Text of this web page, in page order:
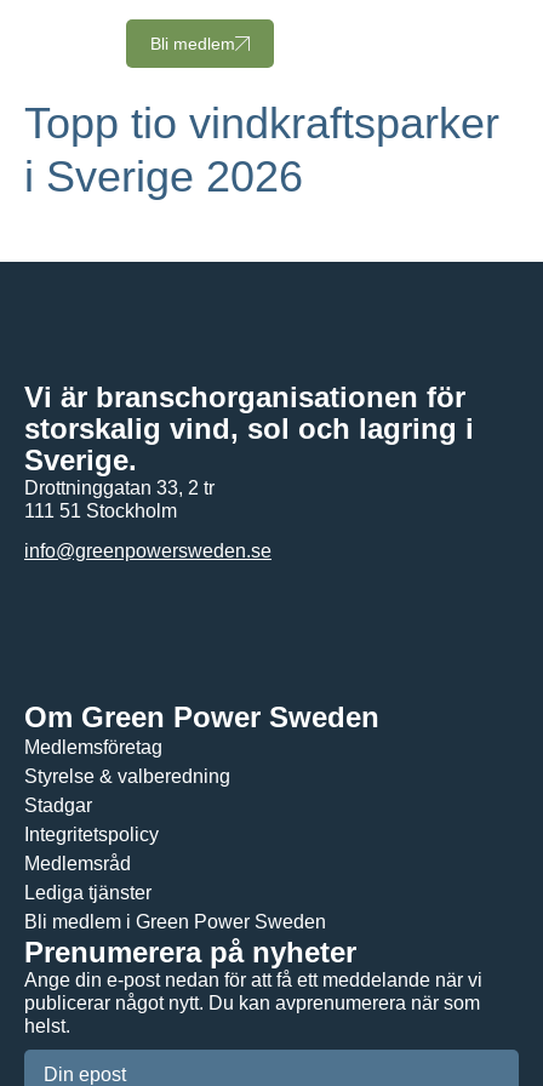
Bli medlem
Topp tio vindkraftsparker
i Sverige 2026
Vi är branschorganisationen för
storskalig vind, sol och lagring i
Sverige.
Drottninggatan 33, 2 tr
111 51 Stockholm
info@greenpowersweden.se
Om Green Power Sweden
Medlemsföretag
Styrelse & valberedning
Stadgar
Integritetspolicy
Medlemsråd
Lediga tjänster
Bli medlem i Green Power Sweden
Prenumerera på nyheter
Ange din e-post nedan för att få ett meddelande när vi
publicerar något nytt. Du kan avprenumerera när som
helst.